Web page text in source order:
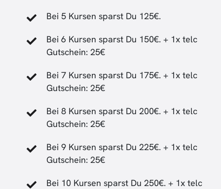
Bei 5 Kursen sparst Du 125€.
Bei 6 Kursen sparst Du 150€. + 1x telc
Gutschein: 25€
Bei 7 Kursen sparst Du 175€. + 1x telc
Gutschein: 25€
Bei 8 Kursen sparst Du 200€. + 1x telc
Gutschein: 25€
Bei 9 Kursen sparst Du 225€. + 1x telc
Gutschein: 25€
Bei 10 Kursen sparst Du 250€. + 1x telc